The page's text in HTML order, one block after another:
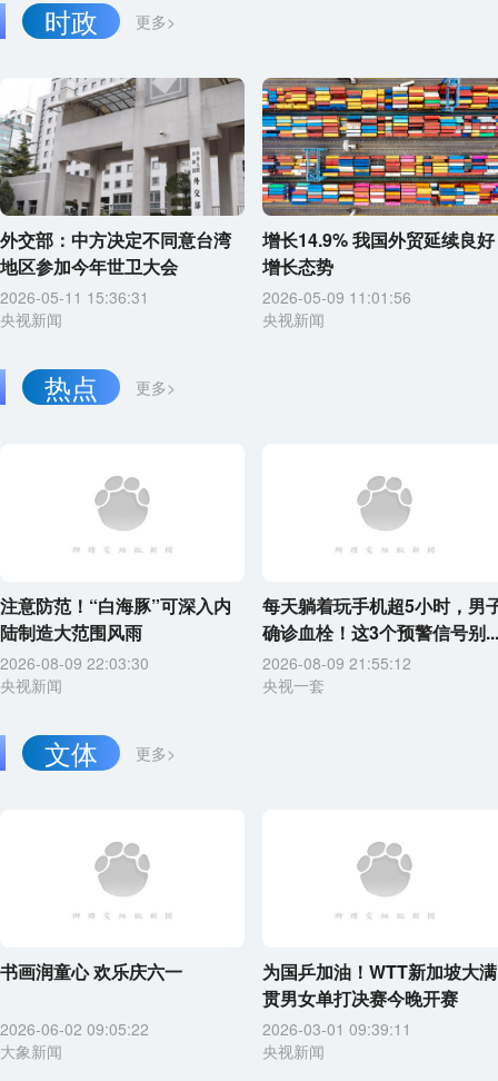
更多>
时政
外交部：中方决定不同意台湾
地区参加今年世卫大会
2026-05-11 15:36:31
央视新闻
增长14.9% 我国外贸延续良好
增长态势
2026-05-09 11:01:56
央视新闻
更多>
热点
注意防范！“白海豚”可深入内
陆制造大范围风雨
2026-08-09 22:03:30
央视新闻
每天躺着玩手机超5小时，男
确诊血栓！这3个预警信号别...
2026-08-09 21:55:12
央视一套
更多>
文体
书画润童心 欢乐庆六一
2026-06-02 09:05:22
大象新闻
为国乒加油！WTT新加坡大满
贯男女单打决赛今晚开赛
2026-03-01 09:39:11
央视新闻